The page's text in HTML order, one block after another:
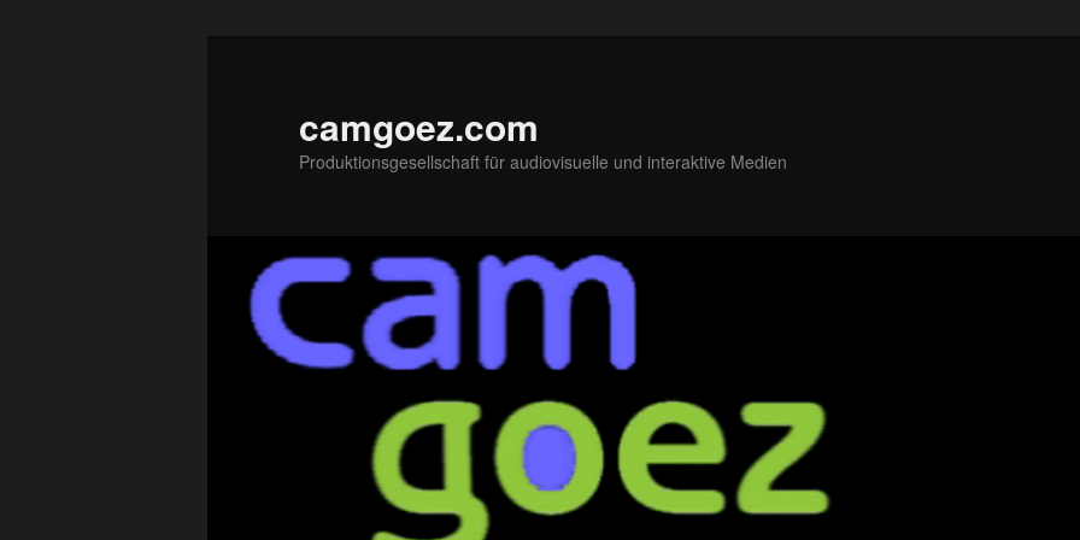
camgoez.com
Produktionsgesellschaft für audiovisuelle und interaktive Medien